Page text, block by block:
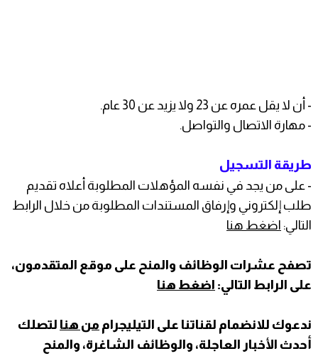
- أن لا يقل عمره عن 23 ولا يزيد عن 30 عام.
- مهارة الاتصال والتواصل.
طريقة التسجيل
- على من يجد في نفسه المؤهلات المطلوبة أعلاه تقديم
طلب إلكتروني وإرفاق المستندات المطلوبة من خلال الرابط
التالي: اضغط هنا
تصفح عشرات الوظائف والمنح على موقع المتقدمون،
على الرابط التالي: اضغط هنا
ندعوك للانضمام لقناتنا على التيليجرام من هنا لتصلك
أحدث الأخبار العاجلة، والوظائف الشاغرة، والمنح